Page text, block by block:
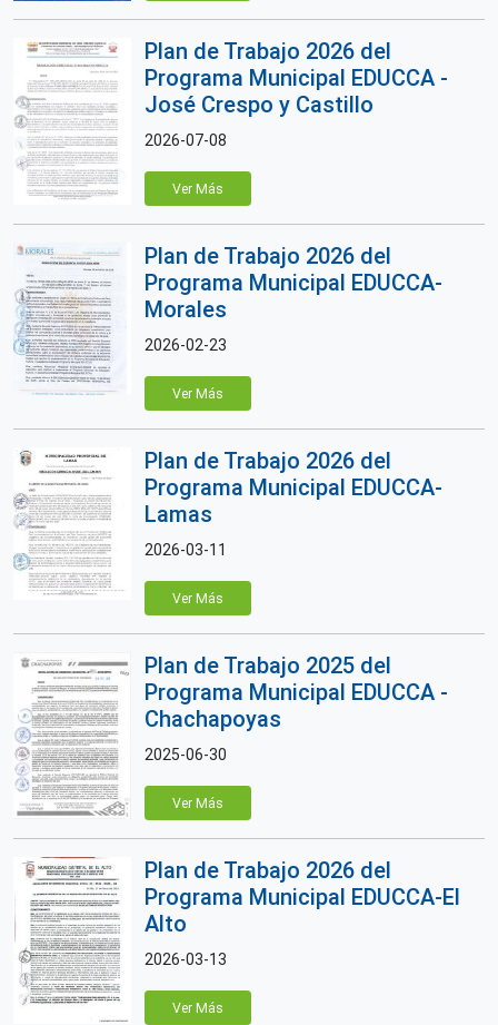
Plan de Trabajo 2026 del
Programa Municipal EDUCCA -
José Crespo y Castillo
2026-07-08
Ver Más
Plan de Trabajo 2026 del
Programa Municipal EDUCCA-
Morales
2026-02-23
Ver Más
Plan de Trabajo 2026 del
Programa Municipal EDUCCA-
Lamas
2026-03-11
Ver Más
Plan de Trabajo 2025 del
Programa Municipal EDUCCA -
Chachapoyas
2025-06-30
Ver Más
Plan de Trabajo 2026 del
Programa Municipal EDUCCA-El
Alto
2026-03-13
Ver Más